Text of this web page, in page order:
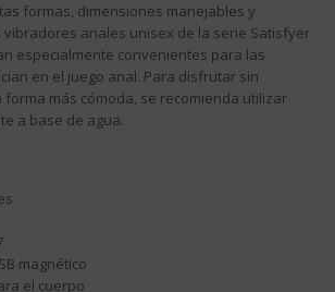
formas, dimensiones manejables y
vibradores anales unisex de la serie Satisfyer
especialmente convenientes para las
en el juego anal. Para disfrutar sin
más cómoda, se recomienda utilizar
a base de agua.
magnético
el cuerpo